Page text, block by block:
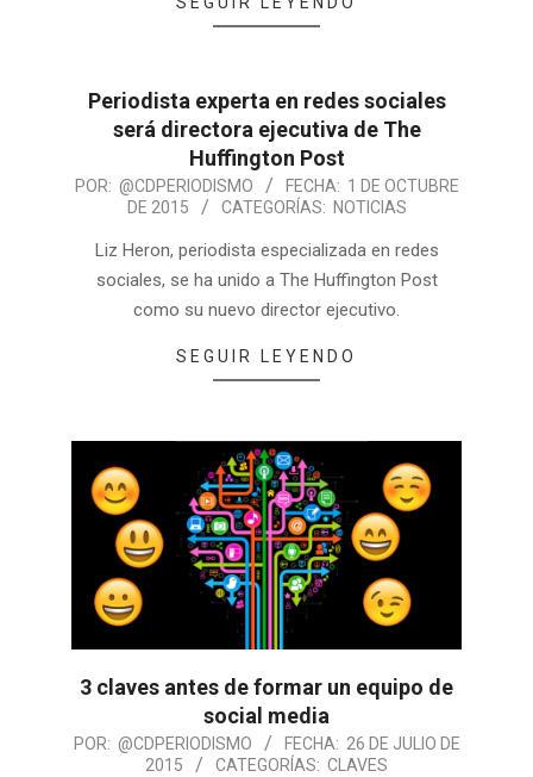
Periodista experta en redes sociales
será directora ejecutiva de The
Huffington Post
POR: @CDPERIODISMO FECHA: 1 DE OCTUBRE
DE 2015
CATEGORÍAS: NOTICIAS
Liz Heron, periodista especializada en redes
sociales, se ha unido a The Huffington Post
como su nuevo director ejecutivo.
SEGUIR LEYENDO
3 claves antes de formar un equipo de
social media
POR: @CDPERIODISMO FECHA: 26 DE JULIO DE
2015
CATEGORÍAS: CLAVES